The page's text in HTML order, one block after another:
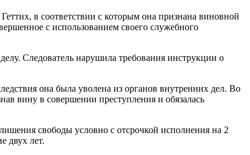
в соответствии с которым она признана виновной
с использованием своего служебного
Следователь нарушила требования инструкции о
она была уволена из органов внутренних дел. Во
вину в совершении преступления и обязалась
свободы условно с отсрочкой исполнения на 2
двух лет.